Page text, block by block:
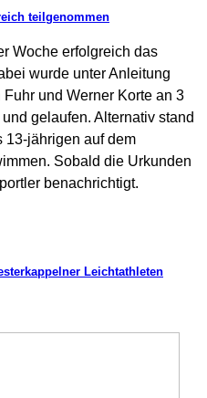
teilgenommen
Woche erfolgreich das
wurde unter Anleitung
und Werner Korte an 3
gelaufen. Alternativ stand
13-jährigen auf dem
Sobald die Urkunden
benachrichtigt.
Leichtathleten